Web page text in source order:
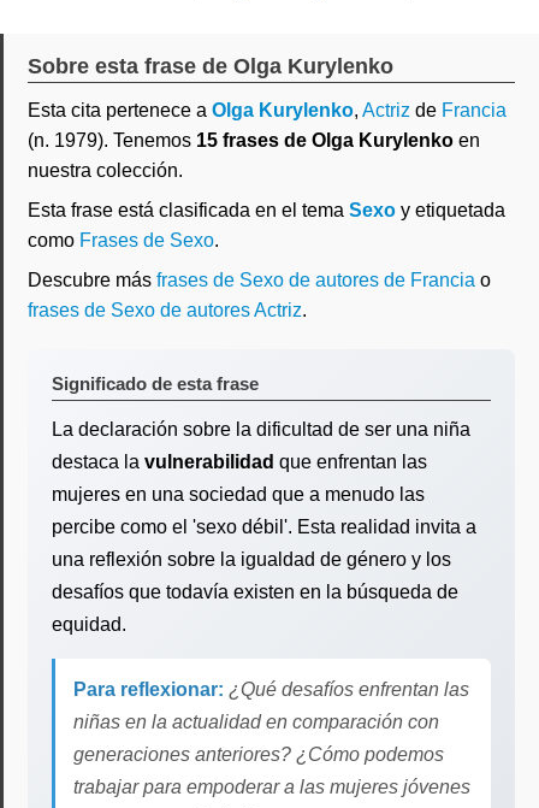
Sobre esta frase de Olga Kurylenko
Esta cita pertenece a Olga Kurylenko, Actriz de Francia
(n. 1979). Tenemos 15 frases de Olga Kurylenko en
nuestra colección.
Esta frase está clasificada en el tema Sexo y etiquetada
como Frases de Sexo.
Descubre más frases de Sexo de autores de Francia o
frases de Sexo de autores Actriz.
Significado de esta frase
La declaración sobre la dificultad de ser una niña
destaca la vulnerabilidad que enfrentan las
mujeres en una sociedad que a menudo las
percibe como el 'sexo débil'. Esta realidad invita a
una reflexión sobre la igualdad de género y los
desafíos que todavía existen en la búsqueda de
equidad.
Para reflexionar: ¿Qué desafíos enfrentan las
niñas en la actualidad en comparación con
generaciones anteriores? ¿Cómo podemos
trabajar para empoderar a las mujeres jóvenes